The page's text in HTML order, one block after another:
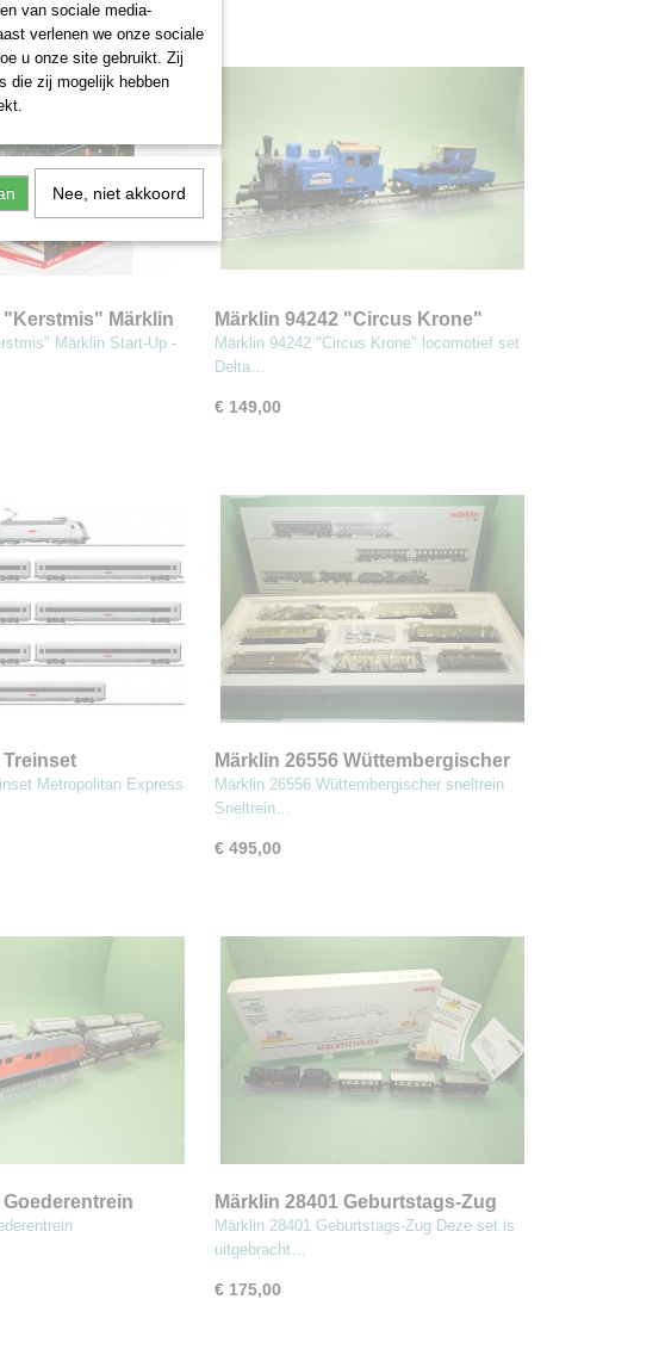
"Kerstmis" Märklin
Märklin Start-Up -
Märklin 94242 "Circus Krone"
locomotief set
Märklin 94242 "Circus Krone" locomotief set
Delta…
€ 149,00
Treinset
Train (MET)
Metropolitan Express
Märklin 26556 Wüttembergischer
sneltrein
Märklin 26556 Wüttembergischer sneltrein
Sneltrein…
€ 495,00
Goederentrein
Märklin 28401 Geburtstags-Zug
Märklin 28401 Geburtstags-Zug Deze set is
uitgebracht…
€ 175,00
van sociale media-
verlenen we onze sociale
u onze site gebruikt. Zij
die zij mogelijk hebben
Nee, niet akkoord